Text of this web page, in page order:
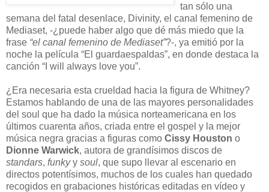
tan sólo una
semana del fatal desenlace, Divinity, el canal femenino de
Mediaset, -¿puede haber algo que dé más miedo que la
frase “el canal femenino de Mediaset”?-, ya emitió por la
noche la película “El guardaespaldas”, en donde destaca la
canción “I will always love you”.
¿Era necesaria esta crueldad hacia la figura de Whitney?
Estamos hablando de una de las mayores personalidades
del soul que ha dado la música norteamericana en los
últimos cuarenta años, criada entre el gospel y la mejor
música negra gracias a figuras como Cissy Houston o
Dionne Warwick, autora de grandísimos discos de
standars, funkyy soul, que supo llevar al escenario en
directos potentísimos, muchos de los cuales han quedado
recogidos en grabaciones históricas editadas en vídeo y